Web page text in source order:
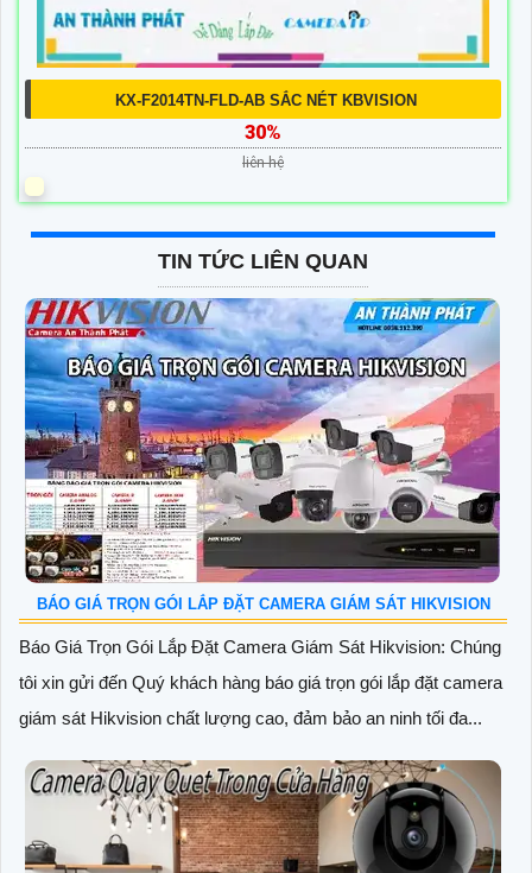
KX-F2014TN-FLD-AB SẮC NÉT KBVISION
30%
liên hệ
TIN TỨC LIÊN QUAN
BÁO GIÁ TRỌN GÓI LẮP ĐẶT CAMERA GIÁM SÁT HIKVISION
Báo Giá Trọn Gói Lắp Đặt Camera Giám Sát Hikvision: Chúng
tôi xin gửi đến Quý khách hàng báo giá trọn gói lắp đặt camera
giám sát Hikvision chất lượng cao, đảm bảo an ninh tối đa...